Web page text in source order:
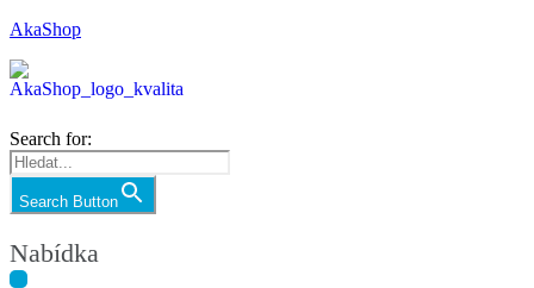
AkaShop
Search for:
Search Button
Nabídka